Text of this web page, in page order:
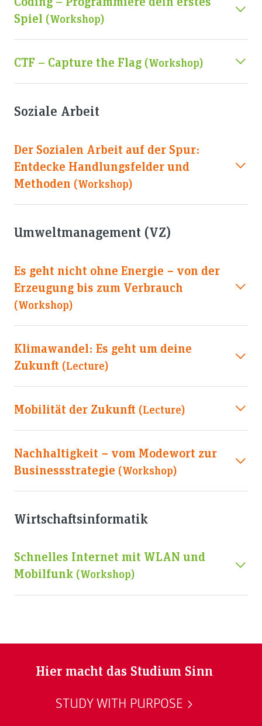
Spiel (workshop)
CTF – Capture the Flag (workshop)
Soziale Arbeit
Der Sozialen Arbeit auf der Spur:
Entdecke Handlungsfelder und
Methoden (workshop)
Umweltmanagement (VZ)
Es geht nicht ohne Energie − von der
Erzeugung bis zum Verbrauch
(workshop)
Klimawandel: Es geht um deine
Zukunft (lecture)
Mobilität der Zukunft (lecture)
Nachhaltigkeit − vom Modewort zur
Businessstrategie (workshop)
Wirtschaftsinformatik
Schnelles Internet mit WLAN und
Mobilfunk (workshop)
Hier macht das Studium Sinn
STUDY WITH PURPOSE